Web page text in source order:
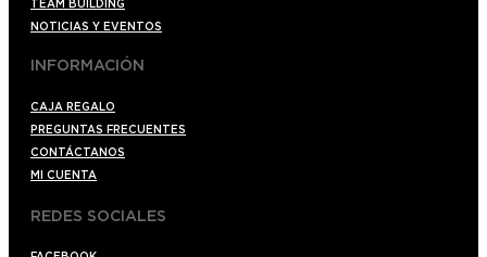
TEAM BUILDING
NOTICIAS Y EVENTOS
INFORMACIÓN
CAJA REGALO
PREGUNTAS FRECUENTES
CONTÁCTANOS
MI CUENTA
REDES SOCIALES